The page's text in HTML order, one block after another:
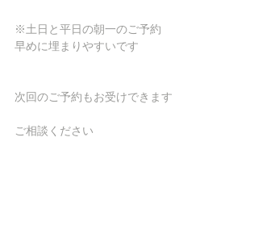
※土日と平日の朝一のご予約
早めに埋まりやすいです
次回のご予約もお受けできます
ご相談ください